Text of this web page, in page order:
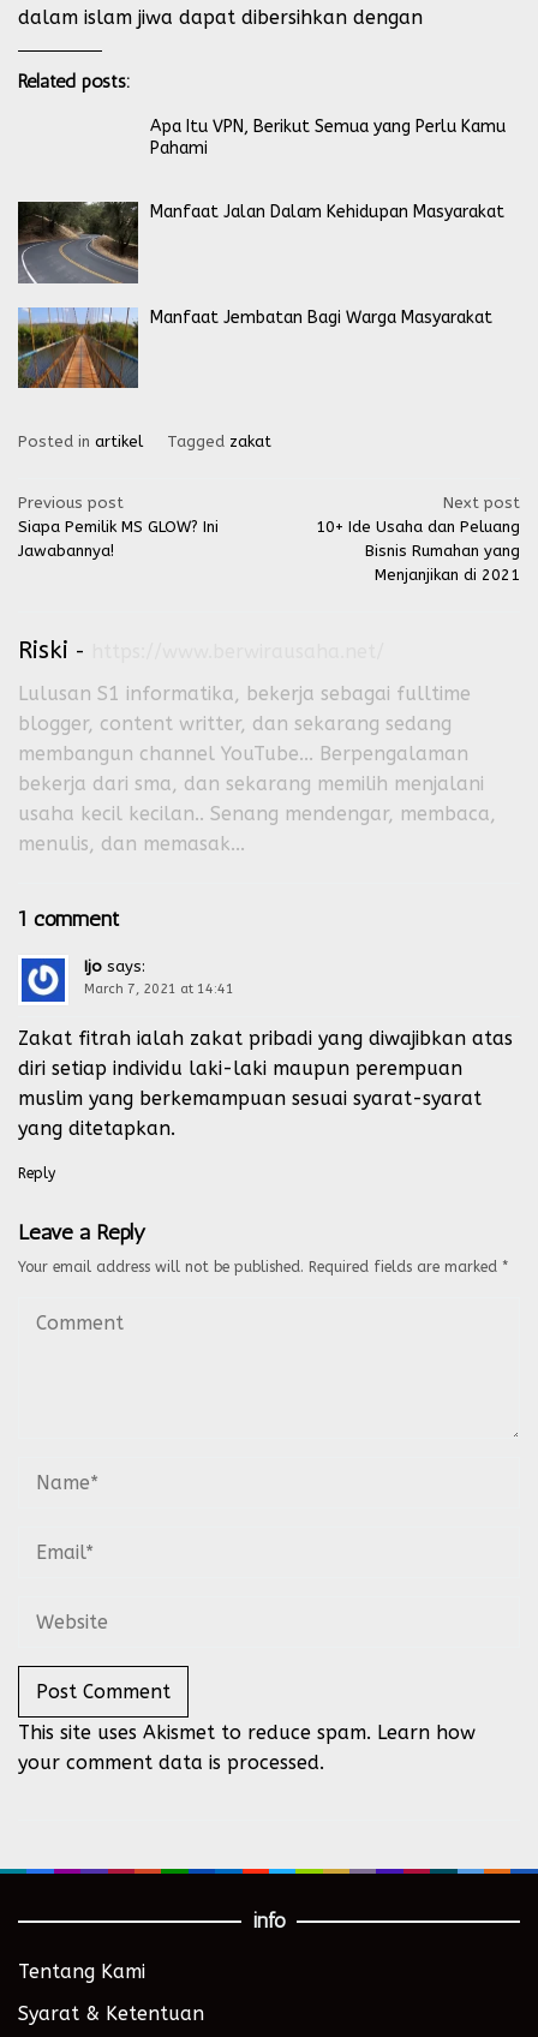
dalam islam jiwa dapat dibersihkan dengan
Related posts:
Apa Itu VPN, Berikut Semua yang Perlu Kamu
Pahami
Manfaat Jalan Dalam Kehidupan Masyarakat
Manfaat Jembatan Bagi Warga Masyarakat
Posted in artikel Tagged zakat
Post
navigation
Previous post
Siapa Pemilik MS GLOW? Ini
Jawabannya!
Next post
10+ Ide Usaha dan Peluang
Bisnis Rumahan yang
Menjanjikan di 2021
Riski -
Lulusan S1 informatika, bekerja sebagai fulltime
blogger, content writter, dan sekarang sedang
membangun channel YouTube... Berpengalaman
bekerja dari sma, dan sekarang memilih menjalani
usaha kecil kecilan.. Senang mendengar, membaca,
menulis, dan memasak...
1 comment
Ijo says:
March 7, 2021 at 14:41
Zakat fitrah ialah zakat pribadi yang diwajibkan atas
diri setiap individu laki-laki maupun perempuan
muslim yang berkemampuan sesuai syarat-syarat
yang ditetapkan.
Reply
Leave a Reply
Your email address will not be published. Required fields are marked *
This site uses Akismet to reduce spam. Learn how
your comment data is processed.
info
Tentang Kami
Syarat & Ketentuan